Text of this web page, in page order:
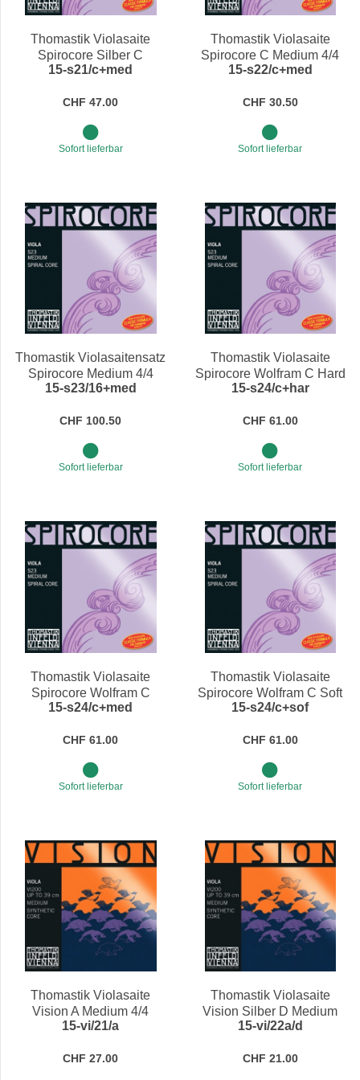
Preis
Thomastik Violasaite
Spirocore Silber C
Medium 4/4
15-s21/c+med
CHF 47.00
Sofort lieferbar
Thomastik Violasaite
Spirocore C Medium 4/4
15-s22/c+med
CHF 30.50
Sofort lieferbar
Thomastik Violasaitensatz
Spirocore Medium 4/4
15-s23/16+med
CHF 100.50
Sofort lieferbar
Thomastik Violasaite
Spirocore Wolfram C Hard
4/4
15-s24/c+har
CHF 61.00
Sofort lieferbar
Thomastik Violasaite
Spirocore Wolfram C
Medium 4/4
15-s24/c+med
CHF 61.00
Sofort lieferbar
Thomastik Violasaite
Spirocore Wolfram C Soft
4/4
15-s24/c+sof
CHF 61.00
Sofort lieferbar
Thomastik Violasaite
Vision A Medium 4/4
15-vi/21/a
CHF 27.00
Thomastik Violasaite
Vision Silber D Medium
4/4
15-vi/22a/d
CHF 21.00